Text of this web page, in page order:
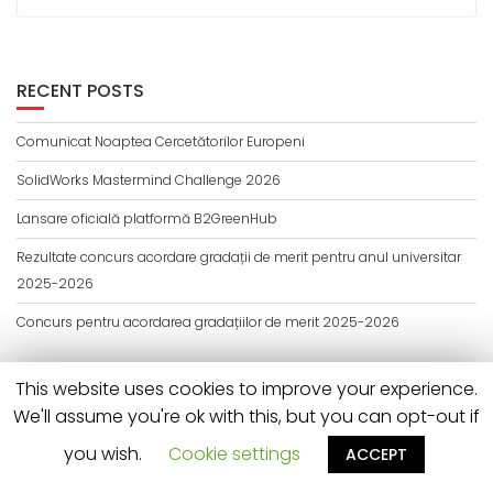
RECENT POSTS
Comunicat Noaptea Cercetătorilor Europeni
SolidWorks Mastermind Challenge 2026
Lansare oficială platformă B2GreenHub
Rezultate concurs acordare gradații de merit pentru anul universitar
2025-2026
Concurs pentru acordarea gradațiilor de merit 2025-2026
© All right reserved 2019
Acme Themes
This website uses cookies to improve your experience.
We'll assume you're ok with this, but you can opt-out if
you wish.
Cookie settings ACCEPT